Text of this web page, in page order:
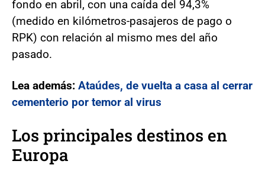
fondo en abril, con una caída del 94,3%
(medido en kilómetros-pasajeros de pago o
RPK) con relación al mismo mes del año
pasado.
Lea además: Ataúdes, de vuelta a casa al cerrar
cementerio por temor al virus
Los principales destinos en
Europa